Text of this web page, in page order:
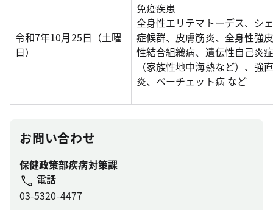
令和7年10月25日（土曜
日）
免疫疾患
全身性エリテマトーデス、シ
症候群、皮膚筋炎、全身性強
性結合組織病、遺伝性自己炎
（家族性地中海熱など）、強
炎、ベーチェット病 など
お問い合わせ
保健政策部疾病対策課
電話
03-5320-4477